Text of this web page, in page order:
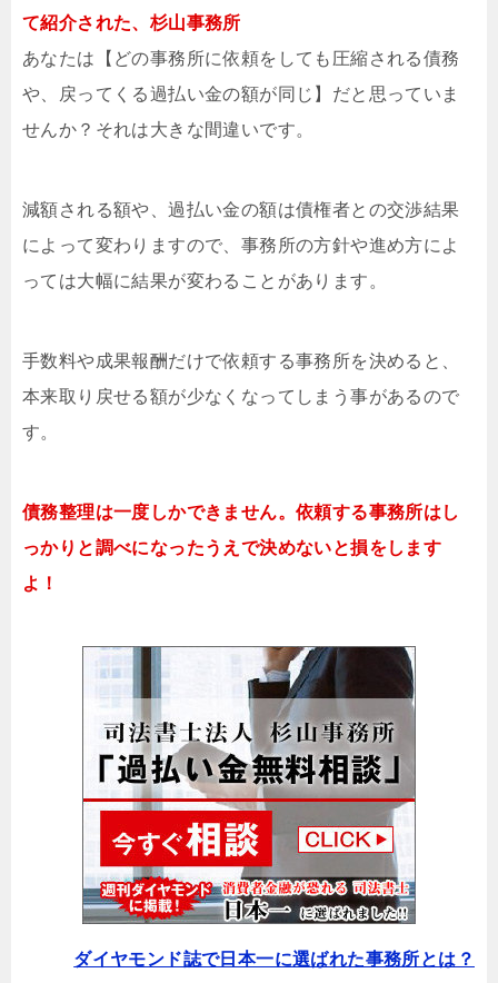
て紹介された、杉山事務所
あなたは【どの事務所に依頼をしても圧縮される債務
や、戻ってくる過払い金の額が同じ】だと思っていま
せんか？それは大きな間違いです。
減額される額や、過払い金の額は債権者との交渉結果
によって変わりますので、事務所の方針や進め方によ
っては大幅に結果が変わることがあります。
手数料や成果報酬だけで依頼する事務所を決めると、
本来取り戻せる額が少なくなってしまう事があるので
す。
債務整理は一度しかできません。依頼する事務所はし
っかりと調べになったうえで決めないと損をします
よ！
ダイヤモンド誌で日本一に選ばれた事務所とは？